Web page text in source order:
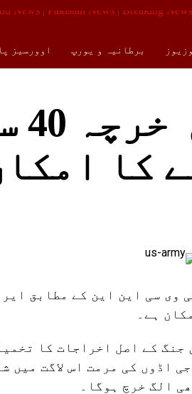
برطانیہ و یورپ اوورسیز
کا
وی سی این این کے مطابق
جنگ کے اصل اخراجات کا
اڈوں کی مرمت اس لاگت میں
الگ خرچ ہوگا۔